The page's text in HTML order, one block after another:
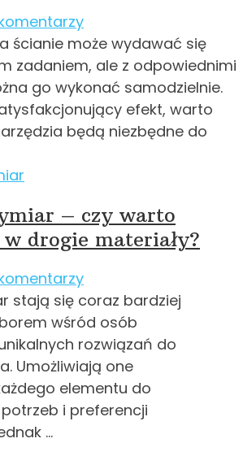
ścianie może wydawać się
zadaniem, ale z odpowiednimi
go wykonać samodzielnie.
efekt, warto
będą niezbędne do
– czy warto
drogie materiały?
stają się coraz bardziej
wśród osób
rozwiązań do
Umożliwiają one
elementu do
i preferencji
…